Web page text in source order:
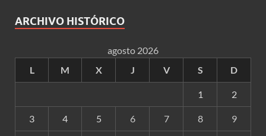
ARCHIVO HISTÓRICO
agosto 2026
L
M X J V S D
1 2
3 4 5 6 7 8 9